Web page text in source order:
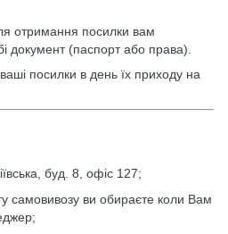
отримання посилки вам
документ (паспорт або права).
посилки в день їх приходу на
буд. 8, офіс 127;
самовивозу ви обираєте коли Вам